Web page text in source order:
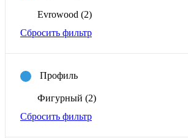
Evrowood (2)
Сбросить фильтр
Профиль
Фигурный (2)
Сбросить фильтр